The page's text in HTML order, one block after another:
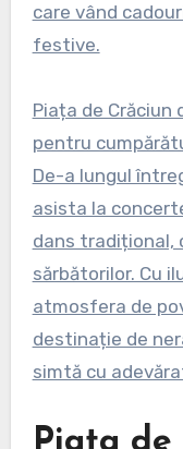
care vând
festive.
Piața de Crăciun
pentru
De-a lungul
asista la
dans tradițional,
sărbătorilor. Cu
atmosfera de
destinație de
simtă cu